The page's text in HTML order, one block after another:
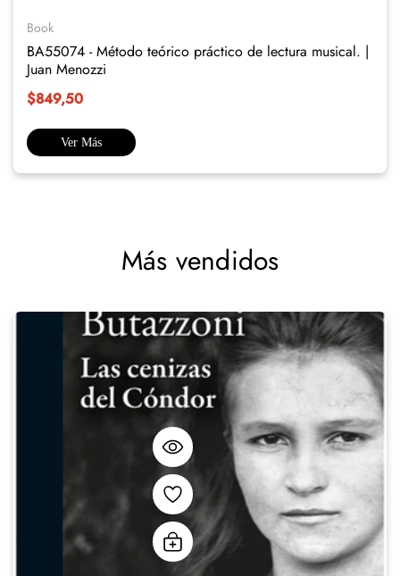
Book
BA55074 - Método teórico práctico de lectura musical. |
Juan Menozzi
$849,50
Ver Más
Más vendidos